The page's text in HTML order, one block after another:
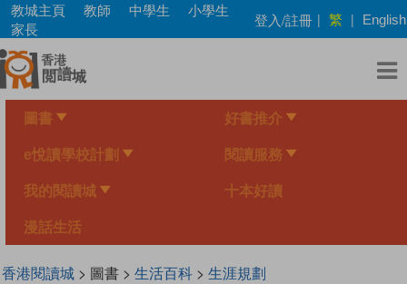
Skip
main
content
教城主頁 教師 中學生
小學生
家長
登入/註冊 | 繁 | English
圖書 好書推介
e悅讀學校計劃 閱讀服務
我的閱讀城 十本好讀
漫話生活
香港閱讀城> 圖書 > 生活百科> 生涯規劃